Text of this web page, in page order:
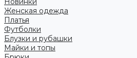
Женская одежда
Платья
Футболки
Блузки и рубашки
Майки и топы